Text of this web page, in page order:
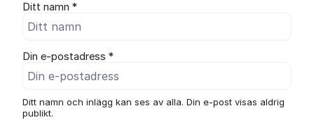
Ditt namn *
Din e-postadress *
Ditt namn och inlägg kan ses av alla. Din e-post visas aldrig
publikt.